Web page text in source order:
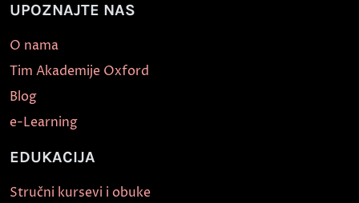
UPOZNAJTE NAS
O nama
Tim Akademije Oxford
Blog
e-Learning
EDUKACIJA
Stručni kursevi i obuke